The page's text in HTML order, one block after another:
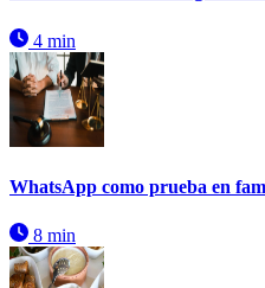
4 min
WhatsApp como prueba en
8 min